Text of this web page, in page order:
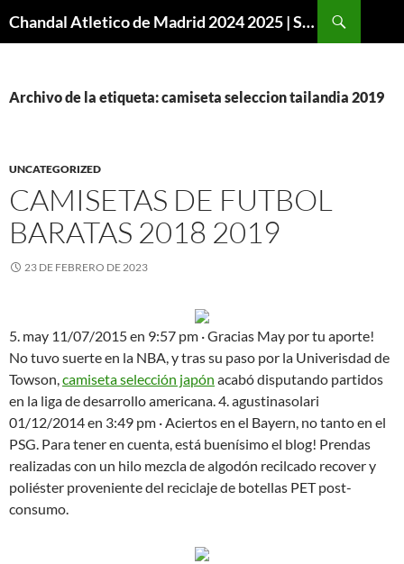
Chandal Atletico de Madrid 2024 2025 | SuperVigo
Archivo de la etiqueta: camiseta seleccion tailandia 2019
UNCATEGORIZED
CAMISETAS DE FUTBOL
BARATAS 2018 2019
23 DE FEBRERO DE 2023
5. may 11/07/2015 en 9:57 pm · Gracias May por tu aporte!
No tuvo suerte en la NBA, y tras su paso por la Univerisdad de
Towson,camiseta selección japón acabó disputando partidos
en la liga de desarrollo americana. 4. agustinasolari
01/12/2014 en 3:49 pm · Aciertos en el Bayern, no tanto en el
PSG. Para tener en cuenta, está buenísimo el blog! Prendas
realizadas con un hilo mezcla de algodón recilcado recover y
poliéster proveniente del reciclaje de botellas PET post-
consumo.